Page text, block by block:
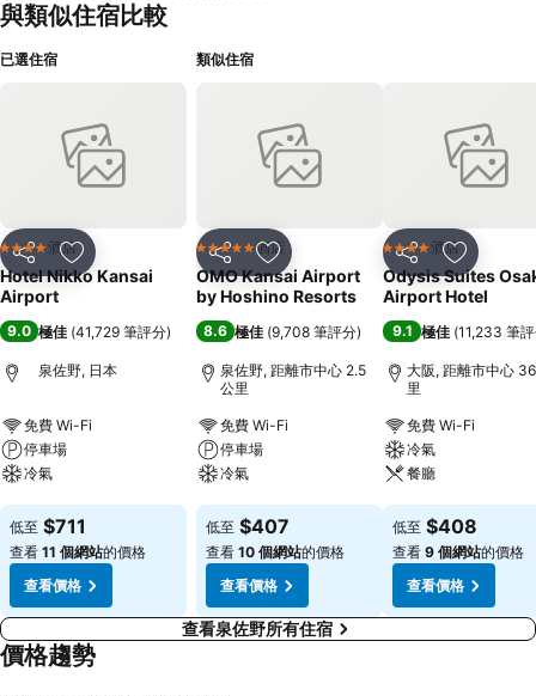
與類似住宿比較
已選住宿
分享 放到收藏夾
4 星級 酒店
Hotel Nikko Kansai
Airport
9.0 極佳 (41,729 筆評分)
泉佐野, 日本
免費 Wi-Fi
停車場
冷氣
查看價格
低至 $711
查看 11 個網站的價格
查看價格
類似住宿
分享 放到收藏夾
5 星級 酒店
OMO Kansai Airport
by Hoshino Resorts
8.6 極佳 (9,708 筆評分)
泉佐野, 距離市中心 2.5
公里
免費 Wi-Fi
停車場
冷氣
查看價格
低至 $407
查看 10 個網站的價格
查看價格
分享 放到收藏
4 星級 酒店
Odysis Suites
Airport Hotel
9.1 極佳 (11,233 筆
大阪, 距離市中心
里
免費 Wi-Fi
冷氣
餐廳
查看價格
低至 $408
查看 9 個網站的價格
查看價格
查看泉佐野所有住宿
價格趨勢